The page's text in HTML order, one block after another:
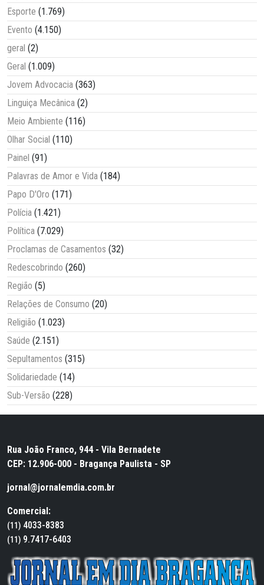
Esporte (1.769)
Evento (4.150)
geral (2)
Geral (1.009)
Jovem Advocacia (363)
Linguiça Mecânica (2)
Meio Ambiente (116)
Olhar Social (110)
Painel (91)
Palavras de Amor e Vida (184)
Papo D'Oro (171)
Polícia (1.421)
Política (7.029)
Proclamas de Casamentos (32)
Redescobrindo (260)
Região (5)
Relações de Consumo (20)
Religião (1.023)
Saúde (2.151)
Sepultamentos (315)
Solidariedade (14)
Sub-Versão (228)
Rua João Franco, 944 - Vila Bernadete
CEP: 12.906-000 - Bragança Paulista - SP
jornal@jornalemdia.com.br
Comercial:
(11) 4033-8383
(11) 9.7417-6403